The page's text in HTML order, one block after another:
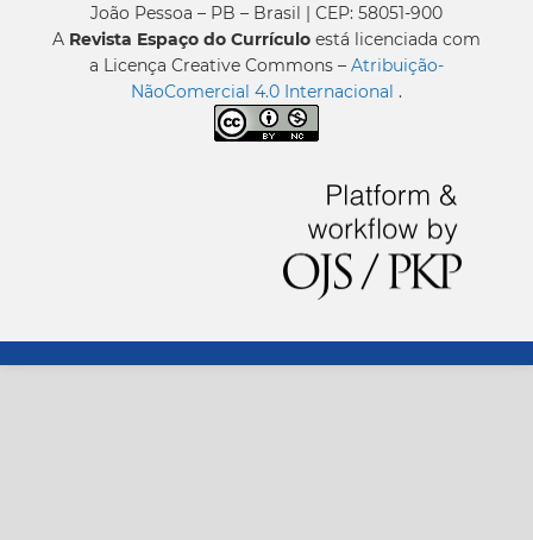
João Pessoa – PB – Brasil | CEP: 58051-900
A Revista Espaço do Currículo está licenciada com
a Licença Creative Commons – Atribuição-
NãoComercial 4.0 Internacional .